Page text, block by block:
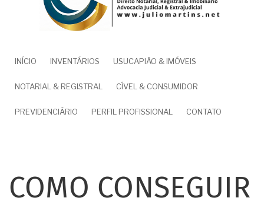
NAVEGAÇÃO
PRINCIPAL
INÍCIO INVENTÁRIOS USUCAPIÃO & IMÓVEIS
NOTARIAL & REGISTRAL CÍVEL & CONSUMIDOR
PREVIDENCIÁRIO PERFIL PROFISSIONAL CONTATO
COMO CONSEGUIR